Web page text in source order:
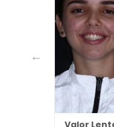
Valor